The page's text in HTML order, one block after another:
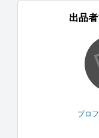
出品
プロ